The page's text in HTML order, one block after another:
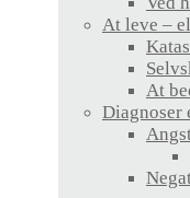
At leve –
At
Diagnoser